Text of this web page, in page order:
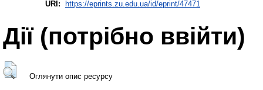
URI:
https://eprints.zu.edu.ua/id/eprint/47471
Дії ​​(потрібно ввійти)
Оглянути опис ресурсу